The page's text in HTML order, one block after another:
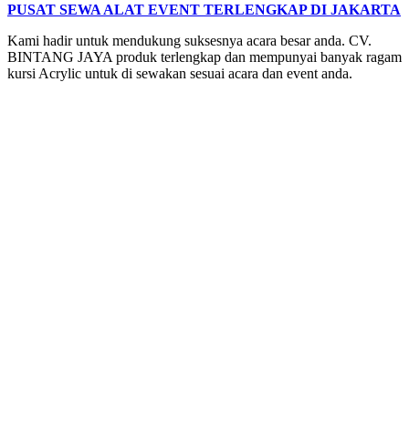
PUSAT SEWA ALAT EVENT TERLENGKAP DI JAKARTA
Kami hadir untuk mendukung suksesnya acara besar anda. CV.
BINTANG JAYA produk terlengkap dan mempunyai banyak ragam
kursi Acrylic untuk di sewakan sesuai acara dan event anda.